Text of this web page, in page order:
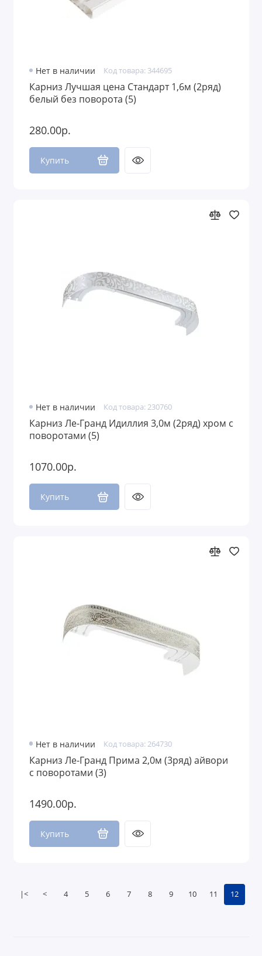
Нет в наличии Код товара: 344695
Карниз Лучшая цена Стандарт 1,6м (2ряд)
белый без поворота (5)
280.00р.
Купить
Нет в наличии Код товара: 230760
Карниз Ле-Гранд Идиллия 3,0м (2ряд) хром с
поворотами (5)
1070.00р.
Купить
Нет в наличии Код товара: 264730
Карниз Ле-Гранд Прима 2,0м (3ряд) айвори
с поворотами (3)
1490.00р.
Купить
|< < 4 5 6 7 8 9 10 11 12